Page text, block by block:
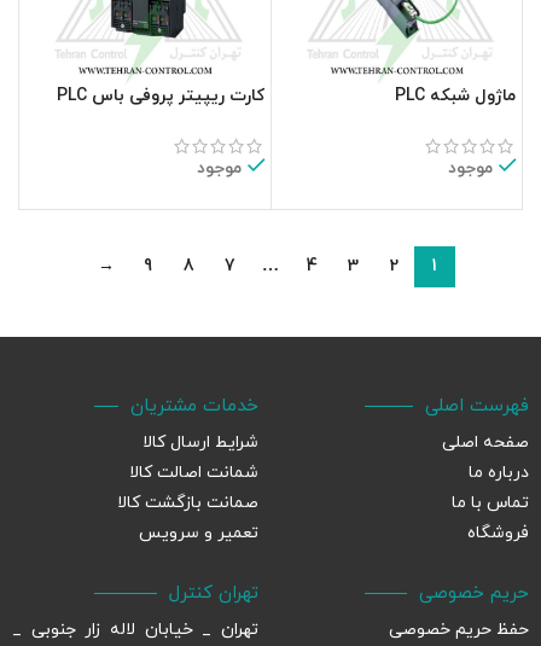
ماژول شبکه PLC
موجود
کارت ریپیتر پروفی باس PLC
موجود
1
2
3
4
…
7
8
9
→
فهرست اصلی
صفحه اصلی
درباره ما
تماس با ما
فروشگاه
خدمات مشتریان
شرایط ارسال کالا
شمانت اصالت کالا
صمانت بازگشت کالا
تعمیر و سرویس
حریم خصوصی
حفظ حریم خصوصی
تهران کنترل
تهران _ خیابان لاله زار جنوبی _